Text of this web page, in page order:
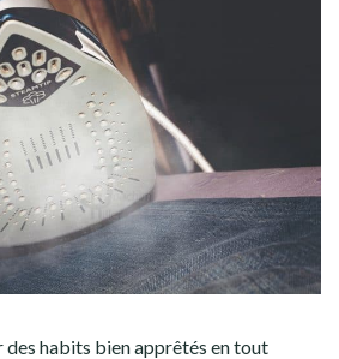
des habits bien apprêtés en tout